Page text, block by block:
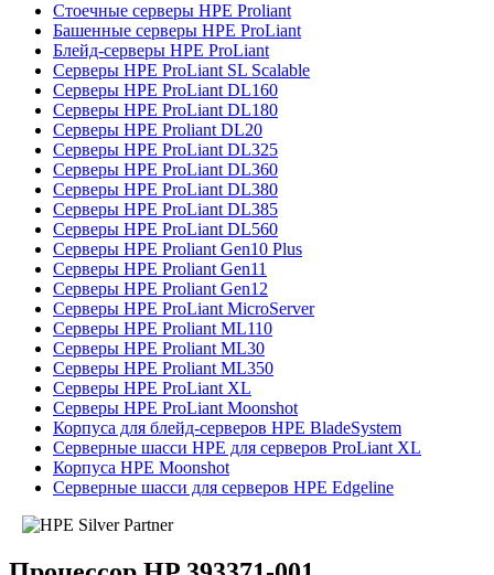
Стоечные серверы HPE Proliant
Башенные серверы HPE ProLiant
Блейд-серверы HPE ProLiant
Серверы HPE ProLiant SL Scalable
Серверы HPE ProLiant DL160
Серверы HPE ProLiant DL180
Серверы HPE Proliant DL20
Серверы HPE ProLiant DL325
Серверы HPE ProLiant DL360
Серверы HPE ProLiant DL380
Серверы HPE ProLiant DL385
Серверы HPE ProLiant DL560
Серверы HPE Proliant Gen10 Plus
Серверы HPE Proliant Gen11
Серверы HPE Proliant Gen12
Серверы HPE ProLiant MicroServer
Серверы HPE Proliant ML110
Серверы HPE Proliant ML30
Серверы HPE Proliant ML350
Серверы HPE ProLiant XL
Серверы HPE ProLiant Moonshot
Корпуса для блейд-серверов HPE BladeSystem
Серверные шасси HPE для серверов ProLiant XL
Корпуса HPE Moonshot
Серверные шасси для серверов HPE Edgeline